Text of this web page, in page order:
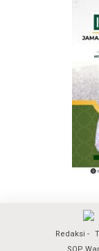
Redaksi